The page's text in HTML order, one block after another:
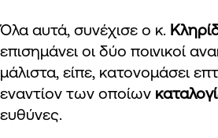
Όλα αυτά, συνέχισε ο κ.
επισημάνει οι δύο ποινικοί
μάλιστα, είπε, κατονομάσει
εναντίον των οποίων
ευθύνες.